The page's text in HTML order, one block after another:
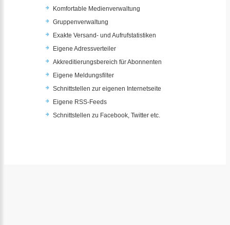
Komfortable Medienverwaltung
Gruppenverwaltung
Exakte Versand- und Aufrufstatistiken
Eigene Adressverteiler
Akkreditierungsbereich für Abonnenten
Eigene Meldungsfilter
Schnittstellen zur eigenen Internetseite
Eigene RSS-Feeds
Schnittstellen zu Facebook, Twitter etc.